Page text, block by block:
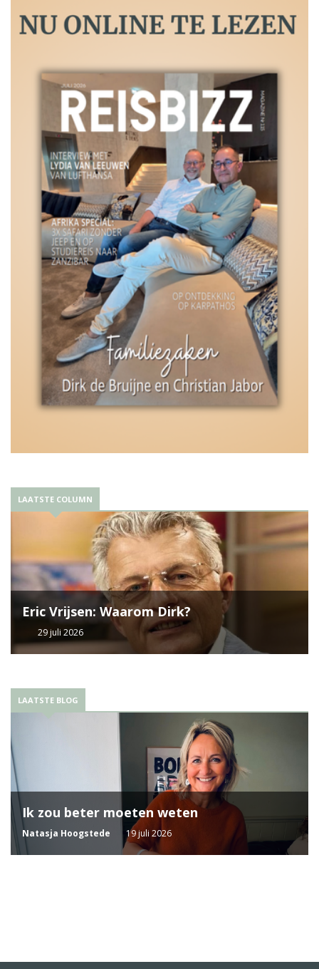
LAATSTE COLUMN
Eric Vrijsen: Waarom Dirk?
29 juli 2026
LAATSTE BLOG
Ik zou beter moeten weten
Natasja Hoogstede 19 juli 2026